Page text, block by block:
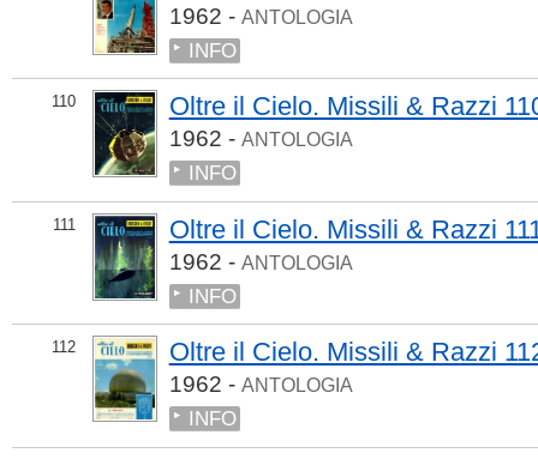
1962 - ANTOLOGIA
INFO
110 Oltre il Cielo. Missili & Razzi
1962 - ANTOLOGIA
INFO
111 Oltre il Cielo. Missili & Razzi
1962 - ANTOLOGIA
INFO
112 Oltre il Cielo. Missili & Razzi
1962 - ANTOLOGIA
INFO